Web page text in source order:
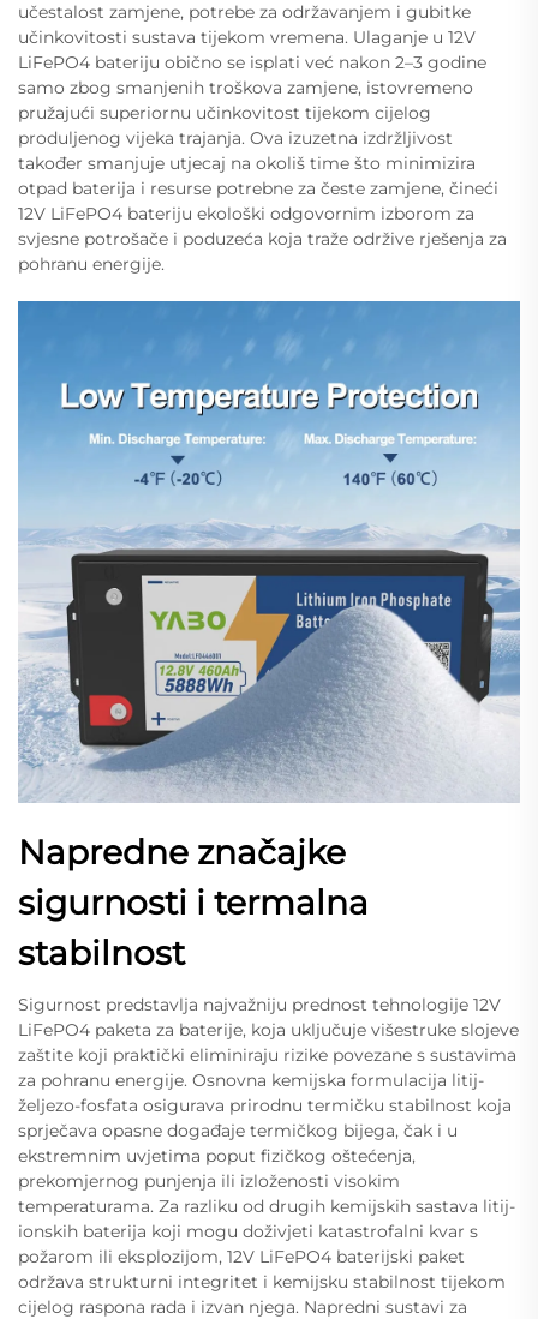
učestalost zamjene, potrebe za održavanjem i gubitke
učinkovitosti sustava tijekom vremena. Ulaganje u 12V
LiFePO4 bateriju obično se isplati već nakon 2–3 godine
samo zbog smanjenih troškova zamjene, istovremeno
pružajući superiornu učinkovitost tijekom cijelog
produljenog vijeka trajanja. Ova izuzetna izdržljivost
također smanjuje utjecaj na okoliš time što minimizira
otpad baterija i resurse potrebne za česte zamjene, čineći
12V LiFePO4 bateriju ekološki odgovornim izborom za
svjesne potrošače i poduzeća koja traže održive rješenja za
pohranu energije.
Napredne značajke
sigurnosti i termalna
stabilnost
Sigurnost predstavlja najvažniju prednost tehnologije 12V
LiFePO4 paketa za baterije, koja uključuje višestruke slojeve
zaštite koji praktički eliminiraju rizike povezane s sustavima
za pohranu energije. Osnovna kemijska formulacija litij-
željezo-fosfata osigurava prirodnu termičku stabilnost koja
sprječava opasne događaje termičkog bijega, čak i u
ekstremnim uvjetima poput fizičkog oštećenja,
prekomjernog punjenja ili izloženosti visokim
temperaturama. Za razliku od drugih kemijskih sastava litij-
ionskih baterija koji mogu doživjeti katastrofalni kvar s
požarom ili eksplozijom, 12V LiFePO4 baterijski paket
održava strukturni integritet i kemijsku stabilnost tijekom
cijelog raspona rada i izvan njega. Napredni sustavi za